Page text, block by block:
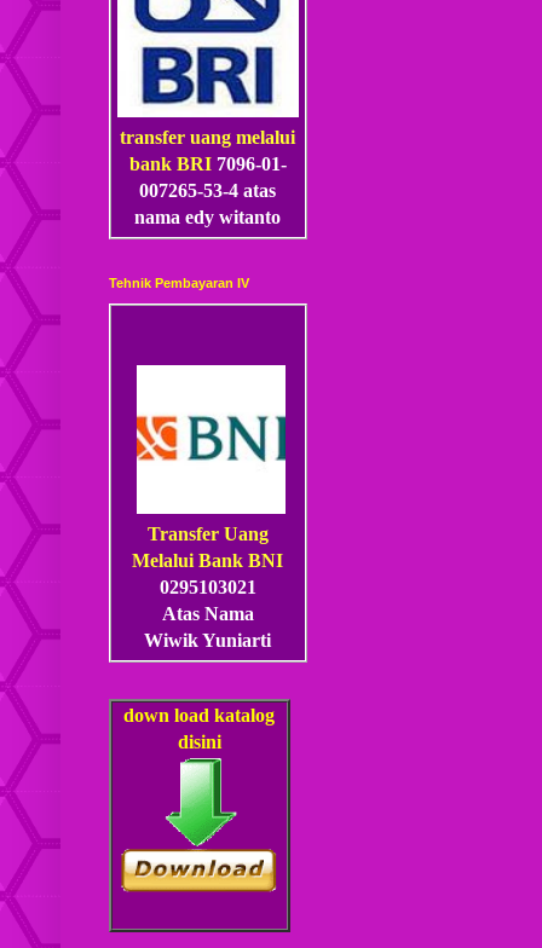
transfer uang melalui
bank BRI 7096-01-
007265-53-4 atas
nama edy witanto
Tehnik Pembayaran IV
Transfer Uang
Melalui Bank BNI
0295103021
Atas Nama
Wiwik Yuniarti
down load katalog
disini